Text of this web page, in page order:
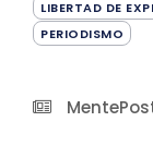
LIBERTAD DE
PERIODISMO